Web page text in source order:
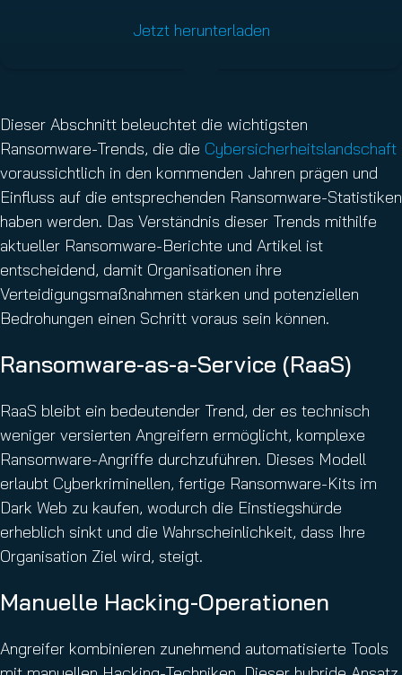
Jetzt herunterladen
Dieser Abschnitt beleuchtet die wichtigsten
Ransomware-Trends, die die Cybersicherheitslandschaft
voraussichtlich in den kommenden Jahren prägen und
Einfluss auf die entsprechenden Ransomware-Statistiken
haben werden. Das Verständnis dieser Trends mithilfe
aktueller Ransomware-Berichte und Artikel ist
entscheidend, damit Organisationen ihre
Verteidigungsmaßnahmen stärken und potenziellen
Bedrohungen einen Schritt voraus sein können.
Ransomware-as-a-Service (RaaS)
RaaS bleibt ein bedeutender Trend, der es technisch
weniger versierten Angreifern ermöglicht, komplexe
Ransomware-Angriffe durchzuführen. Dieses Modell
erlaubt Cyberkriminellen, fertige Ransomware-Kits im
Dark Web zu kaufen, wodurch die Einstiegshürde
erheblich sinkt und die Wahrscheinlichkeit, dass Ihre
Organisation Ziel wird, steigt.
Manuelle Hacking-Operationen
Angreifer kombinieren zunehmend automatisierte Tools